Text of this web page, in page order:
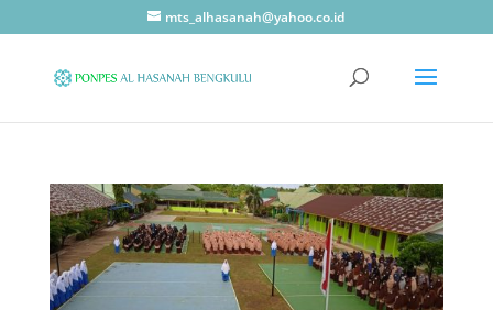
mts_alhasanah@yahoo.co.id